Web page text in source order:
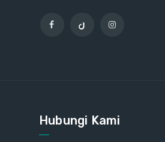
Hubungi Kami